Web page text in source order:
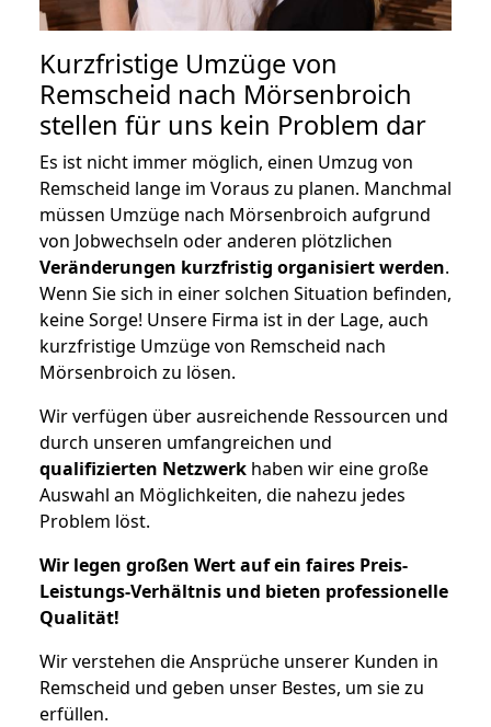
Kurzfristige Umzüge von
Remscheid nach Mörsenbroich
stellen für uns kein Problem dar
Es ist nicht immer möglich, einen Umzug von
Remscheid lange im Voraus zu planen. Manchmal
müssen Umzüge nach Mörsenbroich aufgrund
von Jobwechseln oder anderen plötzlichen
Veränderungen kurzfristig organisiert werden.
Wenn Sie sich in einer solchen Situation befinden,
keine Sorge! Unsere Firma ist in der Lage, auch
kurzfristige Umzüge von Remscheid nach
Mörsenbroich zu lösen.
Wir verfügen über ausreichende Ressourcen und
durch unseren umfangreichen und
qualifizierten Netzwerk haben wir eine große
Auswahl an Möglichkeiten, die nahezu jedes
Problem löst.
Wir legen großen Wert auf ein faires Preis-
Leistungs-Verhältnis und bieten professionelle
Qualität!
Wir verstehen die Ansprüche unserer Kunden in
Remscheid und geben unser Bestes, um sie zu
erfüllen.